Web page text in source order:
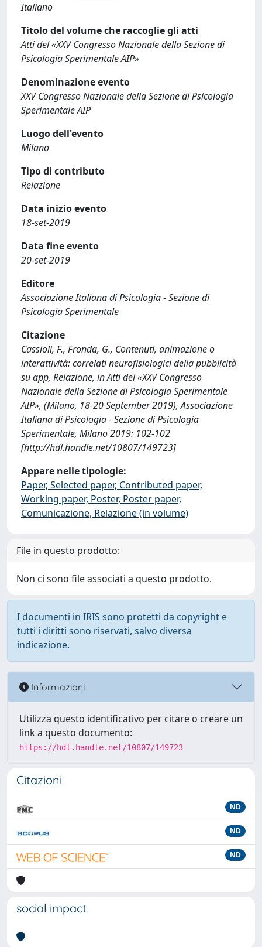
Italiano
Titolo del volume che raccoglie gli atti
Atti del «XXV Congresso Nazionale della Sezione di
Psicologia Sperimentale AIP»
Denominazione evento
XXV Congresso Nazionale della Sezione di Psicologia
Sperimentale AIP
Luogo dell'evento
Milano
Tipo di contributo
Relazione
Data inizio evento
18-set-2019
Data fine evento
20-set-2019
Editore
Associazione Italiana di Psicologia - Sezione di
Psicologia Sperimentale
Citazione
Cassioli, F., Fronda, G., Contenuti, animazione o
interattività: correlati neurofisiologici della pubblicità
su app, Relazione, in Atti del «XXV Congresso
Nazionale della Sezione di Psicologia Sperimentale
AIP», (Milano, 18-20 September 2019), Associazione
Italiana di Psicologia - Sezione di Psicologia
Sperimentale, Milano 2019: 102-102
[http://hdl.handle.net/10807/149723]
Appare nelle tipologie:
Paper, Selected paper, Contributed paper,
Working paper, Poster, Poster paper,
Comunicazione, Relazione (in volume)
File in questo prodotto:
Non ci sono file associati a questo prodotto.
I documenti in IRIS sono protetti da copyright e
tutti i diritti sono riservati, salvo diversa
indicazione.
Informazioni
Utilizza questo identificativo per citare o creare un
link a questo documento:
https://hdl.handle.net/10807/149723
Citazioni
ND
ND
ND
social impact